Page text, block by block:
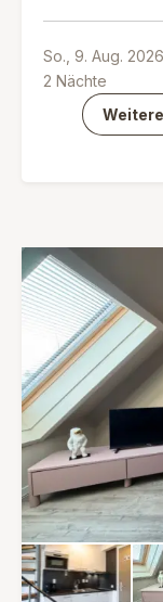
So., 9. Aug. 2026
2 Nächte